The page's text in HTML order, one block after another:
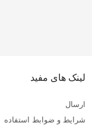
لینک های مفید
ارسال
شرایط و ضوابط استفاده